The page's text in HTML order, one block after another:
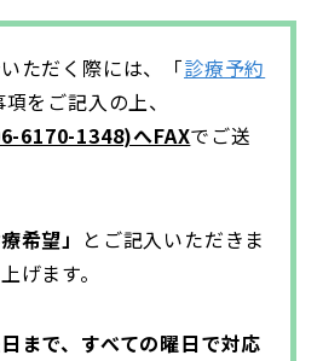
ただく際には、「診療予約
をご記入の上、
6170-1348)へFAXでご送
希望」 とご記入いただきま
げます。
まで、すべての曜日で対応